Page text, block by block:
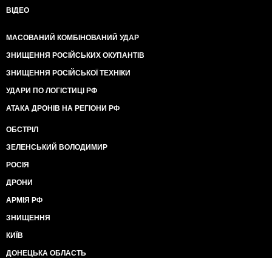
ВІДЕО
МАСОВАНИЙ КОМБІНОВАНИЙ УДАР
ЗНИЩЕННЯ РОСІЙСЬКИХ ОКУПАНТІВ
ЗНИЩЕННЯ РОСІЙСЬКОЇ ТЕХНІКИ
УДАРИ ПО ЛОГІСТИЦІ РФ
АТАКА ДРОНІВ НА РЕГІОНИ РФ
ОБСТРІЛ
ЗЕЛЕНСЬКИЙ ВОЛОДИМИР
РОСІЯ
ДРОНИ
АРМІЯ РФ
ЗНИЩЕННЯ
КИЇВ
ДОНЕЦЬКА ОБЛАСТЬ